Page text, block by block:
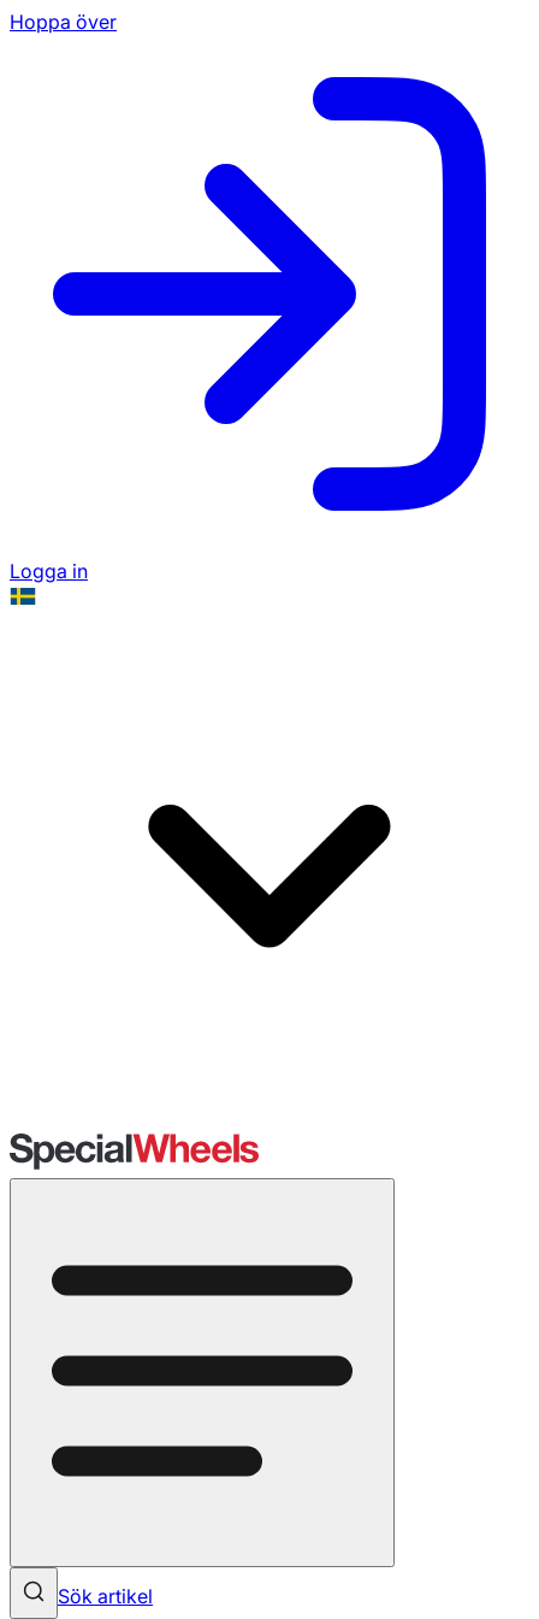
Hoppa över
Logga in
Sök artikel